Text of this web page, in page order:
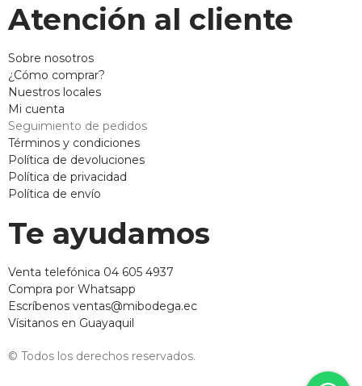
Atención al cliente
Sobre nosotros
¿Cómo comprar?
Nuestros locales
Mi cuenta
Seguimiento de pedidos
Términos y condiciones
Política de devoluciones
Política de privacidad
Política de envío
Te ayudamos
Venta telefónica 04 605 4937
Compra por Whatsapp
Escríbenos ventas@mibodega.ec
Vísitanos en Guayaquil
© Todos los derechos reservados.